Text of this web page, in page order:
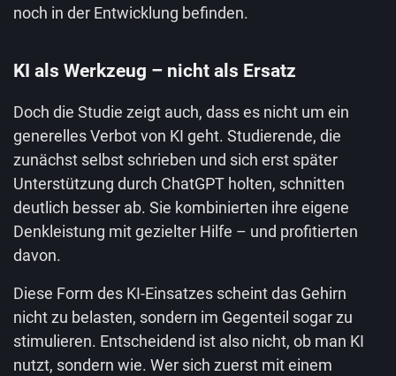
noch in der Entwicklung befinden.
KI als Werkzeug – nicht als Ersatz
Doch die Studie zeigt auch, dass es nicht um ein
generelles Verbot von KI geht. Studierende, die
zunächst selbst schrieben und sich erst später
Unterstützung durch ChatGPT holten, schnitten
deutlich besser ab. Sie kombinierten ihre eigene
Denkleistung mit gezielter Hilfe – und profitierten
davon.
Diese Form des KI-Einsatzes scheint das Gehirn
nicht zu belasten, sondern im Gegenteil sogar zu
stimulieren. Entscheidend ist also nicht, ob man KI
nutzt, sondern wie. Wer sich zuerst mit einem